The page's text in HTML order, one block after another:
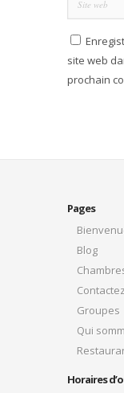
site web
prochain
Pages
Blog
Groupes
Qui
Horaires